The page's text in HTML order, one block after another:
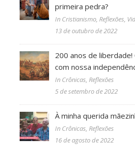
primeira pedra?
In Cristianismo, Reflexões,
13 de outubro de 2022
200 anos de
com nossa
In Crônicas, Reflexões
5 de setembro de 2022
À minha querida
In Crônicas, Reflexões
16 de agosto de 2022